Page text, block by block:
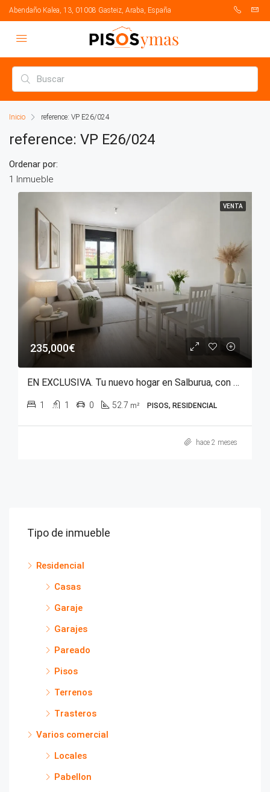
Abendaño Kalea, 13, 01008 Gasteiz, Araba, España
Inicio reference: VP E26/024
reference: VP E26/024
1 Inmueble
Ordenar por:
VENTA
235,000€
EN EXCLUSIVA. Tu nuevo hogar en Salburua, con el Parque del Este a tus pies.
1 1 0 52.7 m² PISOS, RESIDENCIAL
hace 2 meses
Tipo de inmueble
Residencial
Casas
Garaje
Garajes
Pareado
Pisos
Terrenos
Trasteros
Varios comercial
Locales
Pabellon